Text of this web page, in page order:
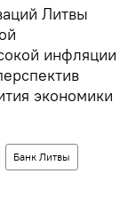
Литвы
инфляции
экономики
Банк Литвы